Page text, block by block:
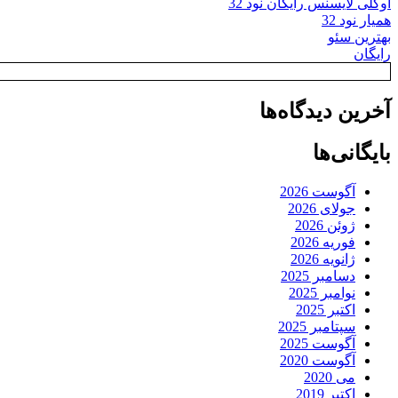
همیار نود 32
بهترین سئو
رایگان
آخرین دیدگاه‌ها
بایگانی‌ها
آگوست 2026
جولای 2026
ژوئن 2026
فوریه 2026
ژانویه 2026
دسامبر 2025
نوامبر 2025
اکتبر 2025
سپتامبر 2025
آگوست 2025
آگوست 2020
می 2020
اکتبر 2019